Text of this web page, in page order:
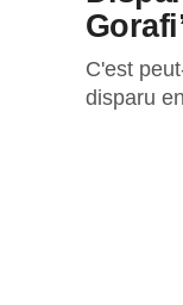
C'est
disparu